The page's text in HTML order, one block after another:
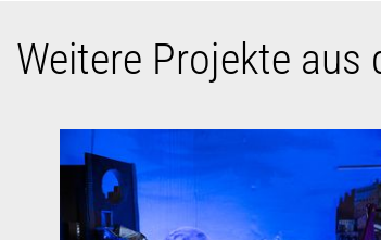
Weitere Projekte